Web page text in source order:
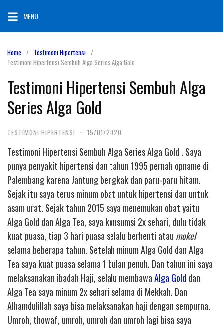
content
MENU
Home
Testimoni Hipertensi
Testimoni Hipertensi Sembuh Alga Series Alga Gold
Testimoni Hipertensi Sembuh Alga
Series Alga Gold
TESTIMONI HIPERTENSI · 15/01/2020
Testimoni Hipertensi Sembuh Alga Series Alga Gold . Saya
punya penyakit hipertensi dan tahun 1995 pernah opname di
Palembang karena Jantung bengkak dan paru-paru hitam.
Sejak itu saya terus minum obat untuk hipertensi dan untuk
asam urat. Sejak tahun 2015 saya menemukan obat yaitu
Alga Gold dan Alga Tea, saya konsumsi 2x sehari, dulu tidak
kuat puasa, tiap 3 hari puasa selalu berhenti atau mokel
selama beberapa tahun. Setelah minum Alga Gold dan Alga
Tea saya kuat puasa selama 1 bulan penuh. Dan tahun ini saya
melaksanakan ibadah Haji, selalu membawaAlga Gold dan
Alga Tea saya minum 2x sehari selama di Mekkah. Dan
Alhamdulillah saya bisa melaksanakan haji dengan sempurna.
Umroh, thowaf, umroh, umroh dan umroh lagi bisa saya